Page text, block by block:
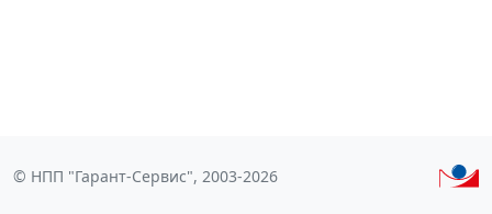
© НПП "Гарант-Сервис", 2003-2026